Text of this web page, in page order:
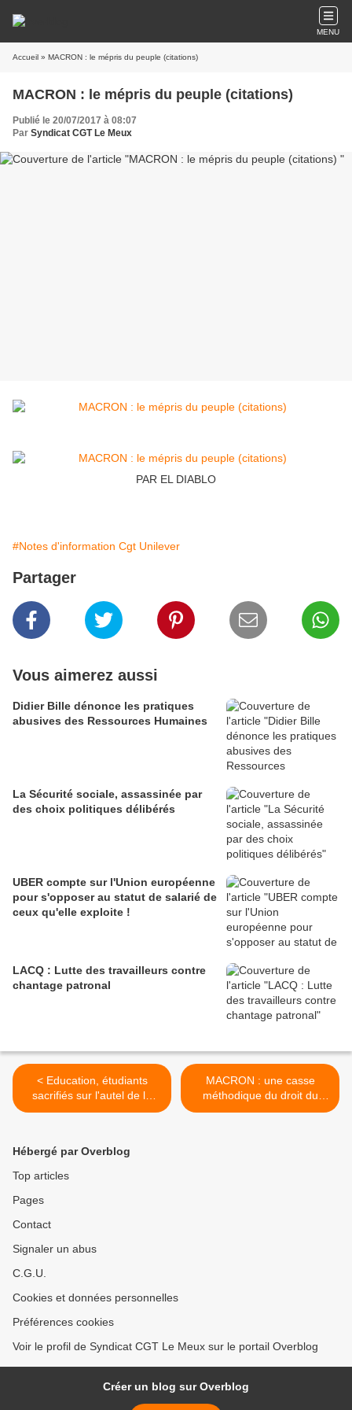
MENU
Accueil » MACRON : le mépris du peuple (citations)
MACRON : le mépris du peuple (citations)
Publié le 20/07/2017 à 08:07
Par Syndicat CGT Le Meux
PAR EL DIABLO
#Notes d'information Cgt Unilever
Partager
Vous aimerez aussi
Didier Bille dénonce les pratiques
abusives des Ressources Humaines
La Sécurité sociale, assassinée par
des choix politiques délibérés
UBER compte sur l'Union européenne
pour s'opposer au statut de salarié de
ceux qu'elle exploite !
LACQ : Lutte des travailleurs contre
chantage patronal
< Education, étudiants
sacrifiés sur l'autel de la
politique austéritaire de
MACRON : une casse
méthodique du droit du
travail >
Hébergé par Overblog
Top articles
Pages
Contact
Signaler un abus
C.G.U.
Cookies et données personnelles
Préférences cookies
Voir le profil de Syndicat CGT Le Meux sur le portail Overblog
Créer un blog sur Overblog